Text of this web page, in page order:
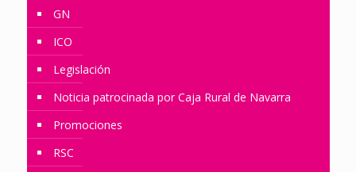
GN
ICO
Legislación
Noticia patrocinada por Caja Rural de Navarra
Promociones
RSC